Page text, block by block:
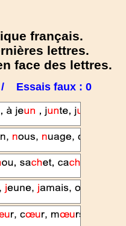
français.
lettres.
face des lettres.
/ Essais faux : 0